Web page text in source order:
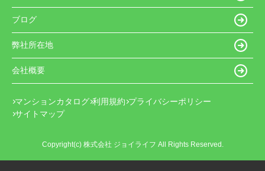
ブログ
弊社所在地
会社概要
マンションカタログ 利用規約 プライバシーポリシー
サイトマップ
Copyright(c) 株式会社 ジョイライフ All Rights Reserved.